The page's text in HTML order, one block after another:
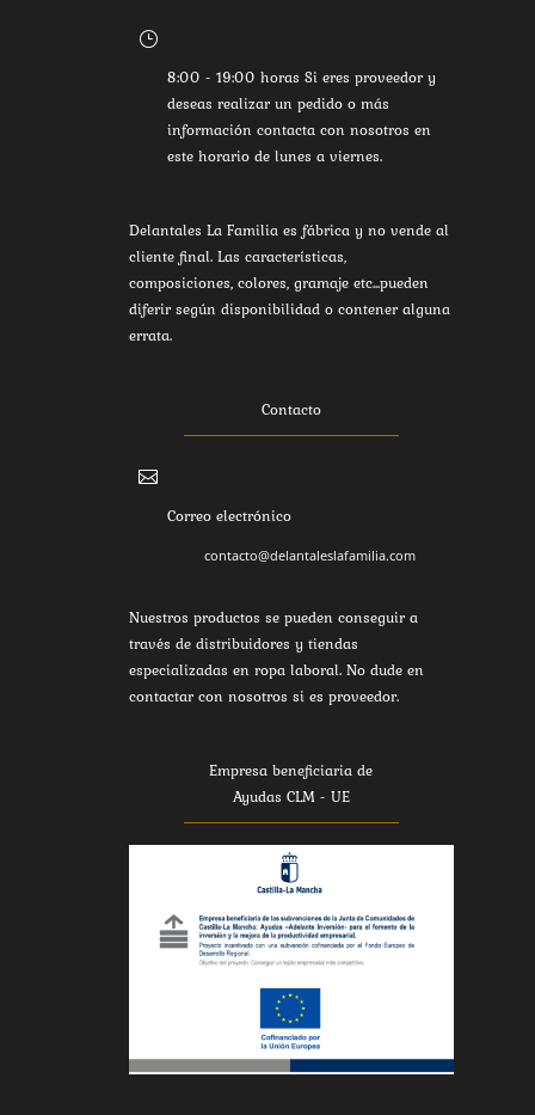
}
8:00 - 19:00 horas Si eres proveedor y
deseas realizar un pedido o más
información contacta con nosotros en
este horario de lunes a viernes.
Delantales La Familia es fábrica y no vende al
cliente final. Las características,
composiciones, colores, gramaje etc...pueden
diferir según disponibilidad o contener alguna
errata.
Contacto

Correo electrónico
contacto@delantaleslafamilia.com
Nuestros productos se pueden conseguir a
través de distribuidores y tiendas
especializadas en ropa laboral. No dude en
contactar con nosotros si es proveedor.
Empresa beneficiaria de
Ayudas CLM - UE